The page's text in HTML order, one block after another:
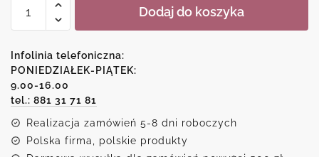
Obraz
motywem
niebieskiej
abstrakcji
Dodaj do koszyka
Infolinia telefoniczna:
PONIEDZIAŁEK-PIĄTEK:
9.00-16.00
tel.: 881 31 71 81
Realizacja zamówień 5-8 dni roboczych
Polska firma, polskie produkty